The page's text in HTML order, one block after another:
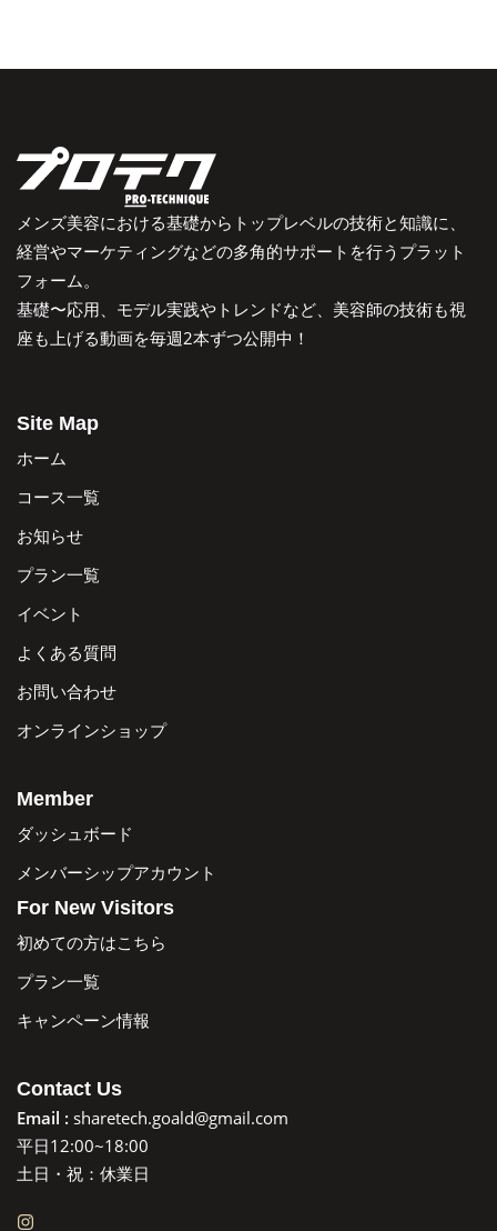
メンズ美容における基礎からトップレベルの技術と知識に、
経営やマーケティングなどの多角的サポートを行うプラット
フォーム。
基礎〜応用、モデル実践やトレンドなど、美容師の技術も視
座も上げる動画を毎週2本ずつ公開中！
Site Map
ホーム
コース一覧
お知らせ
プラン一覧
イベント
よくある質問
お問い合わせ
オンラインショップ
Member
ダッシュボード
メンバーシップアカウント
For New Visitors
初めての方はこちら
プラン一覧
キャンペーン情報
Contact Us
Email : sharetech.goald@gmail.com
平日12:00~18:00
土日・祝：休業日